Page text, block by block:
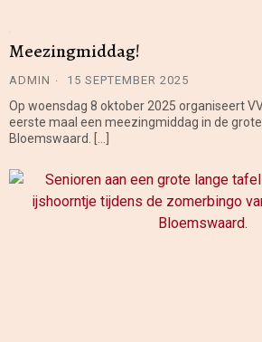
Meezingmiddag!
ADMIN 15 SEPTEMBER 2025
Op woensdag 8 oktober 2025 organiseert
eerste maal een meezingmiddag in de
Bloemswaard. […]